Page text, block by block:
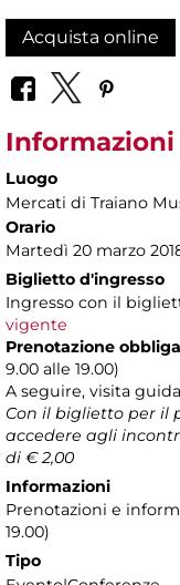
Acquista online
Informazioni
Luogo
Mercati di Traiano
Orario
Martedì 20 marzo
Biglietto d'ingresso
Ingresso con il
vigente
Prenotazione
9.00 alle 19.00)
A seguire, visita
Con il biglietto per il
accedere agli
di € 2,00
Informazioni
Prenotazioni e
19.00)
Tipo